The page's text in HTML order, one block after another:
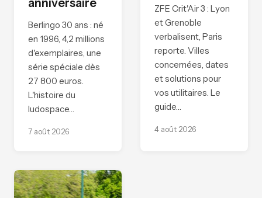
anniversaire
Berlingo 30 ans : né
en 1996, 4,2 millions
d'exemplaires, une
série spéciale dès
27 800 euros.
L'histoire du
ludospace…
7 août 2026
ZFE Crit'Air 3 : Lyon
et Grenoble
verbalisent, Paris
reporte. Villes
concernées, dates
et solutions pour
vos utilitaires. Le
guide…
4 août 2026